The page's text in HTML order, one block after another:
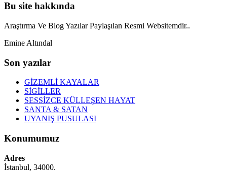
Bu site hakkında
Araştırma Ve Blog Yazılar Paylaşılan Resmi Websitemdir..
Emine Altındal
Son yazılar
GİZEMLİ KAYALAR
SİGİLLER
SESSİZCE KÜLLEŞEN HAYAT
SANTA & SATAN
UYANIŞ PUSULASI
Konumumuz
Adres
İstanbul, 34000.